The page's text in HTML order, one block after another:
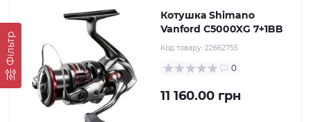
Фільтр
Котушка Shimano
Vanford C5000XG 7+1BB
Код товару: 22662755
0
11 160.00 грн